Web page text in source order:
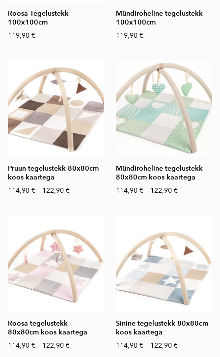
Roosa Tegelustekk
100x100cm
119,90 €
Mündiroheline tegelustekk
100x100cm
119,90 €
Pruun tegelustekk 80x80cm
koos kaartega
114,90 € – 122,90 €
Mündiroheline tegelustekk
80x80cm koos kaartega
114,90 € – 122,90 €
Roosa tegelustekk
80x80cm koos kaartega
114,90 € – 122,90 €
Sinine tegelustekk 80x80cm
koos kaartega
114,90 € – 122,90 €